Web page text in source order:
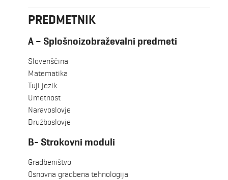
PREDMETNIK
A – Splošnoizobraževalni predmeti
Slovenščina
Matematika
Tuji jezik
Umetnost
Naravoslovje
Družboslovje
B- Strokovni moduli
Gradbeništvo
Osnovna gradbena tehnologija